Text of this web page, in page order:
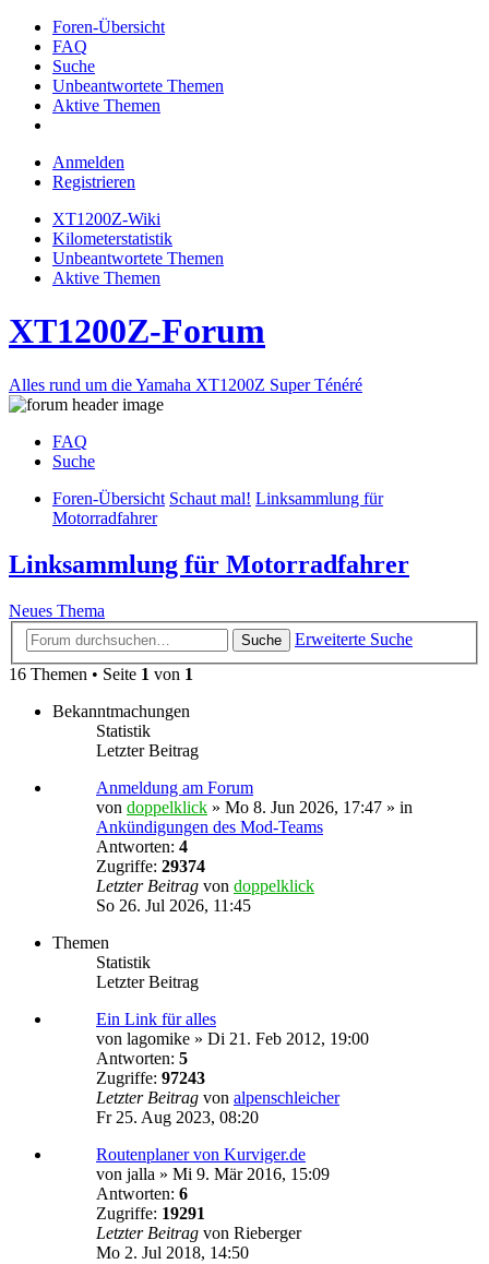
Foren-Übersicht
FAQ
Suche
Unbeantwortete Themen
Aktive Themen
Anmelden
Registrieren
XT1200Z-Wiki
Kilometerstatistik
Unbeantwortete Themen
Aktive Themen
XT1200Z-Forum
Alles rund um die Yamaha XT1200Z Super Ténéré
FAQ
Suche
Foren-Übersicht Schaut mal! Linksammlung für
Motorradfahrer
Linksammlung für Motorradfahrer
Neues Thema
Suche
Erweiterte Suche
16 Themen • Seite 1 von 1
Bekanntmachungen
Statistik
Letzter Beitrag
Anmeldung am Forum
von doppelklick » Mo 8. Jun 2026, 17:47 » in
Ankündigungen des Mod-Teams
Antworten: 4
Zugriffe: 29374
Letzter Beitrag von doppelklick
So 26. Jul 2026, 11:45
Themen
Statistik
Letzter Beitrag
Ein Link für alles
von lagomike » Di 21. Feb 2012, 19:00
Antworten: 5
Zugriffe: 97243
Letzter Beitrag von alpenschleicher
Fr 25. Aug 2023, 08:20
Routenplaner von Kurviger.de
von jalla » Mi 9. Mär 2016, 15:09
Antworten: 6
Zugriffe: 19291
Letzter Beitrag von Rieberger
Mo 2. Jul 2018, 14:50